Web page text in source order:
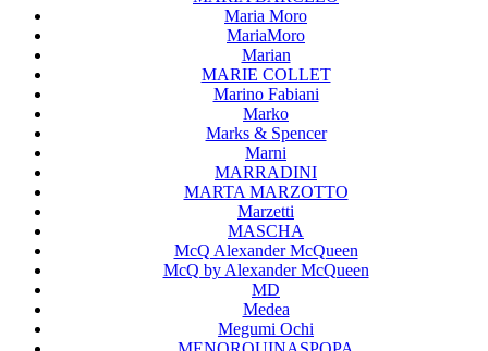
Maria Moro
MariaMoro
Marian
MARIE COLLET
Marino Fabiani
Marko
Marks & Spencer
Marni
MARRADINI
MARTA MARZOTTO
Marzetti
MASCHA
McQ Alexander McQueen
McQ by Alexander McQueen
MD
Medea
Megumi Ochi